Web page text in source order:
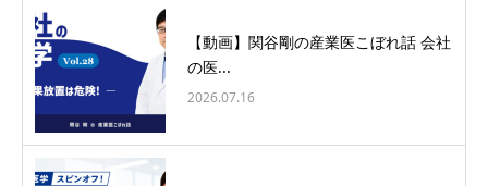
【動画】関谷剛の産業医こぼれ話 会社
の医...
2026.07.16